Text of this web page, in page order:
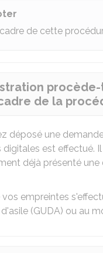
de cette
de la
déposé une
digitales est effectué.
déjà présenté
vos empreintes
(GUDA) ou au